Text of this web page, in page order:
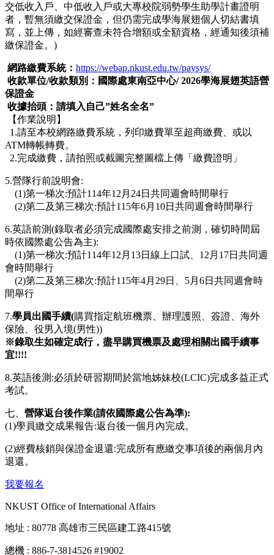
交低收入戶、中低收入戶或大專校院弱勢學生助學計畫證明
者，暫無須繳交保證金，但仍需完成學海展翅個人切結書填
寫，並上傳，如經審查未符合增額或全額資格，經通知後須補
繳保證金。)
網路繳費系統： https://webap.nkust.edu.tw/paysys/
收款單位/收款類別：國際處東南亞中心/ 2026學海展翅英語營
保證金
收據抬頭：請填入自己”姓名全名”
【作業說明】
1.請至本校網路繳費系統，列印繳費單至超商繳費、或以
ATM轉帳轉費。
2.完成繳費，請拍照或截圖完整圖檔上傳「繳費證明」
5.營隊行前說明會:
(1)第一梯次:預計114年12月24日共同週會時間舉行
(2)第二及第三梯次:預計115年6月10日共同週會時間舉行
6.英語前測(錄取者必須完成國際處安排之前測，確切時間屆
時依國際處公告為主):
(1)第一梯次:預計114年12月13日線上口試、12月17日共同週
會時間舉行
(2)第二及第三梯次:預計115年4月29日、5月6日共同週會時
間舉行
7.學員出國手續(購買指定航班機票、辦理護照、簽證、海外
保險、役男入境(男性))
※錄取生如確定成行，盡早購買機票及處理相關出國手續事
宜!!!!
8.英語後測:必須於研習期間於當地姊妹校(LCIC)完成多益正式
考試。
七、 營隊返台後作業(請依國際處公告為準):
(1)學員繳交成果報告:返台後一個月內完成。
(2)經費核銷與保證金退還:完成所有應繳交事項後的兩個月內
退還。
我要報名
NKUST Office of International Affairs
地址 : 80778 高雄市三民區建工路415號
總機 : 886-7-3814526 #19002